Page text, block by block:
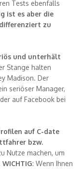
Tests ebenfalls
ist es aber die
zu
und unterhält
Stange halten
Madison. Der
seriöser Manager,
auf Facebook bei
auf C-date
bzw.
Nutze machen, um
WICHTIG: Wenn Ihnen